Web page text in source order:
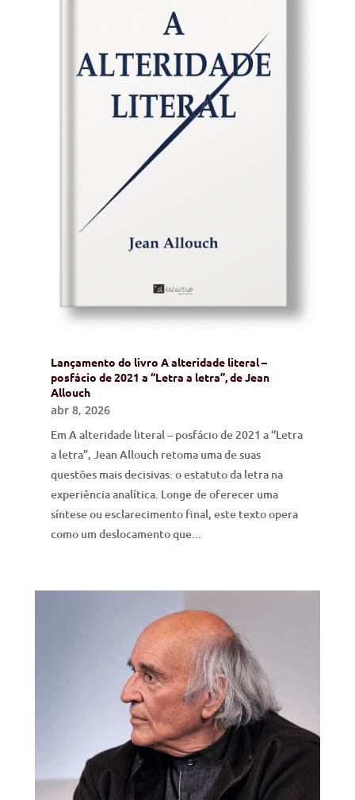
Lançamento do livro A alteridade literal –
posfácio de 2021 a “Letra a letra”, de Jean
Allouch
abr 8, 2026
Em A alteridade literal – posfácio de 2021 a “Letra
a letra”, Jean Allouch retoma uma de suas
questões mais decisivas: o estatuto da letra na
experiência analítica. Longe de oferecer uma
síntese ou esclarecimento final, este texto opera
como um deslocamento que...